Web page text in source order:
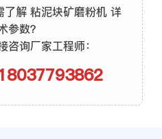
了解 粘泥块矿磨粉机 详
参数？
咨询厂家工程师：